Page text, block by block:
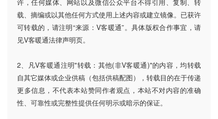
许，任何媒体、网站以及微信公众平台不得引用、复制、转
载、摘编或以其他任何方式使用上述内容或建立镜像。已获许
可转载的，请注明“来源：V客暖通”。具体版权合作事宜，请
见V客暖通法律声明页。
2、凡V客暖通注明"转载：其他(非V客暖通)"的内容，均转载
自其它媒体或企业供稿（包括供稿配图），转载目的在于传递
更多信息，不代表本站赞同作者观点，本站不对内容的准确
性、可靠性或完整性提供任何明示或暗示的保证。